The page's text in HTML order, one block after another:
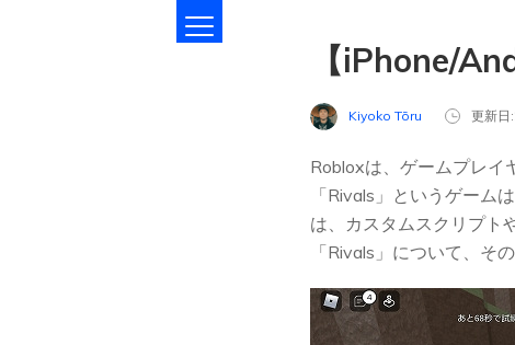
【iPhone/
Kiyoko Tōru 更新日
Robloxは、ゲームプレイ
「Rivals」というゲーム
は、カスタムスクリプト
「Rivals」について、そ